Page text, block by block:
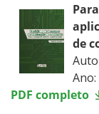
de
PDF completo